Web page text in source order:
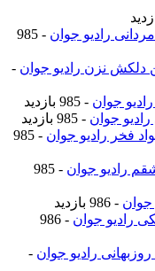
رادیو جوان
- 985
دلکش نزن رادیو جوان -
جوان - 985 بازدید
جوان - 985 بازدید
فخر رادیو جوان
- 985
رادیو جوان
- 985
جوان - 986 بازدید
رادیو جوان
- 986
رادیو جوان -